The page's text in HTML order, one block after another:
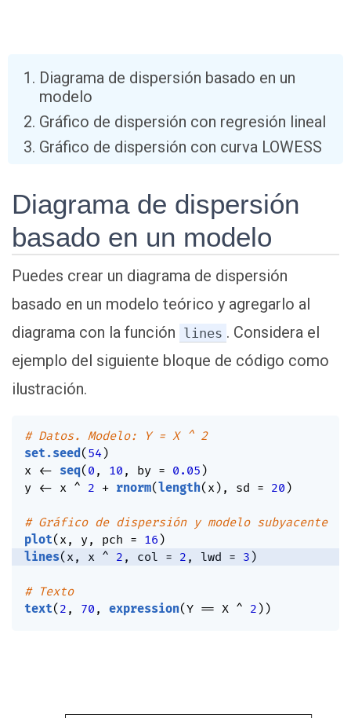
Diagrama de dispersión basado en un
modelo
Gráfico de dispersión con regresión lineal
Gráfico de dispersión con curva LOWESS
Diagrama de dispersión
basado en un modelo
Puedes crear un diagrama de dispersión
basado en un modelo teórico y agregarlo al
diagrama con la función lines . Considera el
ejemplo del siguiente bloque de código como
ilustración.
# Datos. Modelo: Y = X ^ 2
set.seed( 54)
x <- seq( 0 , 10 , by = 0.05 )
y <- x ^ 2 + rnorm(length( x) , sd = 20 )
# Gráfico de dispersión y modelo subyacente
plot( x, y, pch = 16 )
lines( x , x ^ 2 , col = 2 , lwd = 3 )
# Texto
text( 2 , 70 , expression(Y == X ^ 2 ) )